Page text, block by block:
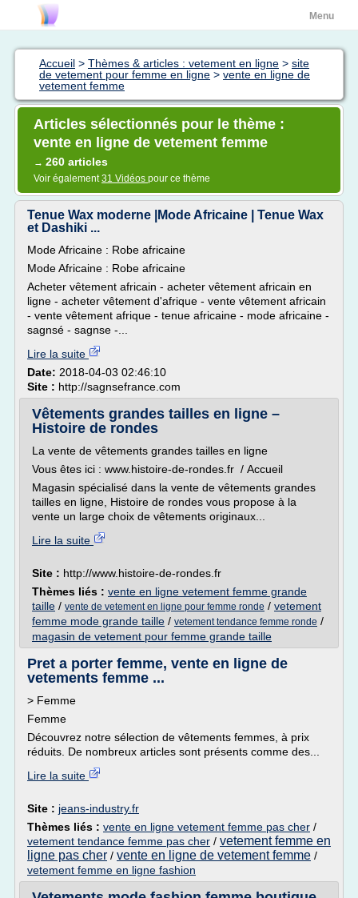
Menu
Accueil > Thèmes & articles : vetement en ligne > site
de vetement pour femme en ligne > vente en ligne de
vetement femme
Articles sélectionnés pour le thème :
vente en ligne de vetement femme
→ 260 articles
Voir également31 Vidéos pour ce thème
Tenue Wax moderne |Mode Africaine | Tenue Wax
et Dashiki ...
Mode Africaine : Robe africaine
Mode Africaine : Robe africaine
Acheter vêtement africain - acheter vêtement africain en
ligne - acheter vêtement d'afrique - vente vêtement africain
- vente vêtement afrique - tenue africaine - mode africaine -
sagnsé - sagnse -...
Lire la suite
Date: 2018-04-03 02:46:10
Site : http://sagnsefrance.com
Vêtements grandes tailles en ligne –
Histoire de rondes
La vente de vêtements grandes tailles en ligne
Vous êtes ici : www.histoire-de-rondes.fr / Accueil
Magasin spécialisé dans la vente de vêtements grandes
tailles en ligne, Histoire de rondes vous propose à la
vente un large choix de vêtements originaux...
Lire la suite
Site : http://www.histoire-de-rondes.fr
Thèmes liés : vente en ligne vetement femme grande
taille / vente de vetement en ligne pour femme ronde / vetement
femme mode grande taille / vetement tendance femme ronde /
magasin de vetement pour femme grande taille
Pret a porter femme, vente en ligne de
vetements femme ...
> Femme
Femme
Découvrez notre sélection de vêtements femmes, à prix
réduits. De nombreux articles sont présents comme des...
Lire la suite
Site : jeans-industry.fr
Thèmes liés : vente en ligne vetement femme pas cher /
vetement tendance femme pas cher / vetement femme en
ligne pas cher / vente en ligne de vetement femme /
vetement femme en ligne fashion